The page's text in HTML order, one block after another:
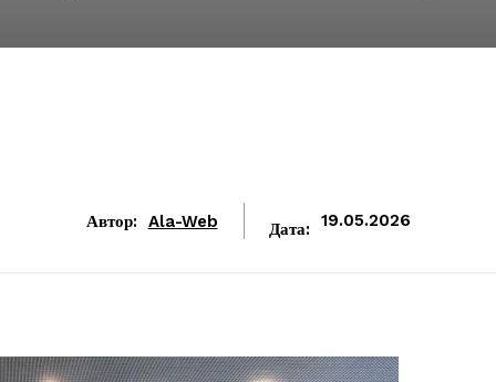
Автор: Ala-Web Дата: 19.05.2026